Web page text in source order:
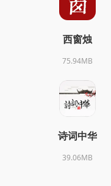
西窗烛
75.94MB
诗词中华
39.06MB